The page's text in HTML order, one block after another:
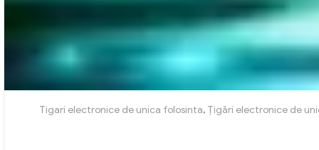
Tigari electronice de unica folosinta, Țigări electronice de